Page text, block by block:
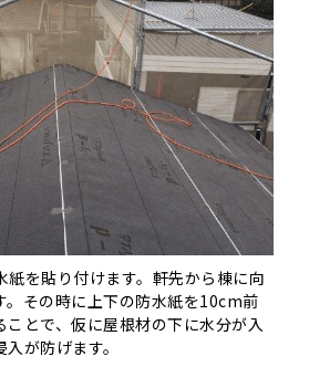
紙を貼り付けます。軒先から棟に向
。その時に上下の防水紙を10cm前
ことで、仮に屋根材の下に水分が入
が防げます。